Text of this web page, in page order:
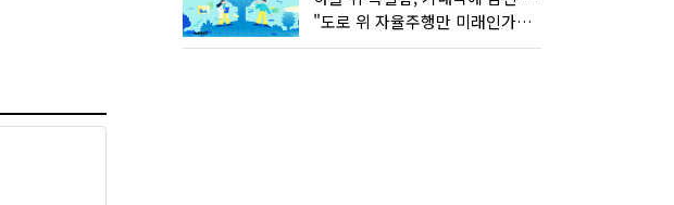
"도로 위 자율주행만 미래인가요"…진흙탕서 길 내는 HD현대 AI 기술